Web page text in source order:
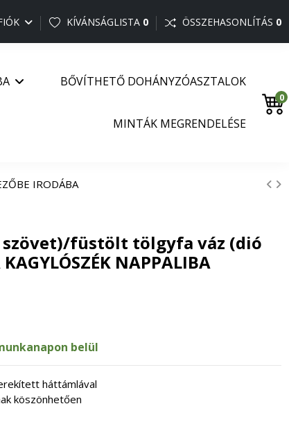
KÍVÁNSÁGLISTA 0 ÖSSZEHASONLÍTÁS 0
BŐVÍTHETŐ DOHÁNYZÓASZTALOK
MINTÁK MEGRENDELÉSE
0
IRODÁBA
szövet)/füstölt tölgyfa váz (dió
NAPPALIBA
belül
háttámlával
köszönhetően